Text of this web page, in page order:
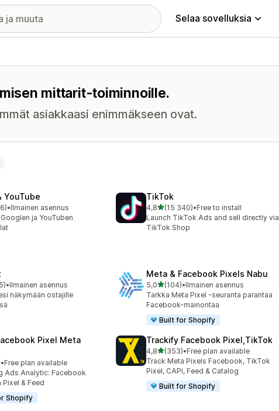
Selaa sovelluksia
mittarit-toiminnoille.
asiakkaasi enimmäkseen ovat.
YouTube
yhteensä
•Ilmainen asennus
ja YouTuben
TikTok
4,8/ 5 tähteä
(15 340)
15340 arvostelua yhteensä
•Free to install
Launch TikTok Ads and sell directly via
TikTok Shop
yhteensä
•Ilmainen asennus
näkymään ostajille
Meta & Facebook Pixels Nabu
5,0/ 5 tähteä
(104)
104 arvostelua yhteensä
•Ilmainen asennus
Tarkka Meta Pixel -seuranta parantaa
Facebook-mainontaa
Built for Shopify
Pixel Meta
yhteensä
•Free plan available
Ads Analytic: Facebook
Pixel & Feed
Shopify
Trackify Facebook Pixel,TikTok
4,8/ 5 tähteä
(353)
353 arvostelua yhteensä
•Free plan available
Track Meta Pixels Facebook, TikTok
Pixel, CAPI, Feed & Catalog
Built for Shopify